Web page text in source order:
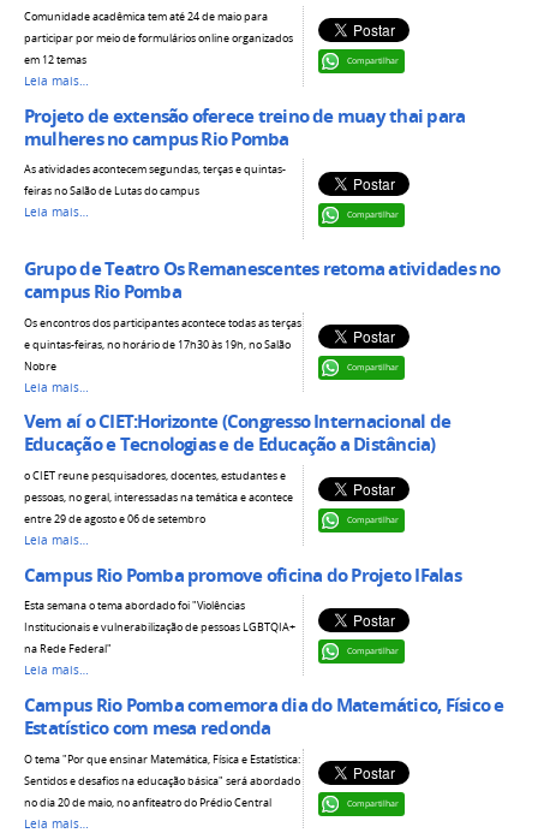
Compartilhar
Comunidade acadêmica tem até 24 de maio para
participar por meio de formulários online organizados
em 12 temas
Leia mais…
Projeto de extensão oferece treino de muay thai para
mulheres no campus Rio Pomba
Compartilhar
As atividades acontecem segundas, terças e quintas-
feiras no Salão de Lutas do campus
Leia mais…
Grupo de Teatro Os Remanescentes retoma atividades no
campus Rio Pomba
Compartilhar
Os encontros dos participantes acontece todas as terças
e quintas-feiras, no horário de 17h30 às 19h, no Salão
Nobre
Leia mais…
Vem aí o CIET:Horizonte (Congresso Internacional de
Educação e Tecnologias e de Educação a Distância)
Compartilhar
o CIET reune pesquisadores, docentes, estudantes e
pessoas, no geral, interessadas na temática e acontece
entre 29 de agosto e 06 de setembro
Leia mais…
Campus Rio Pomba promove oficina do Projeto IFalas
Compartilhar
Esta semana o tema abordado foi "Violências
Institucionais e vulnerabilização de pessoas LGBTQIA+
na Rede Federal"
Leia mais…
Campus Rio Pomba comemora dia do Matemático, Físico e
Estatístico com mesa redonda
Compartilhar
O tema "Por que ensinar Matemática, Física e Estatística:
Sentidos e desafios na educação básica" será abordado
no dia 20 de maio, no anfiteatro do Prédio Central
Leia mais…